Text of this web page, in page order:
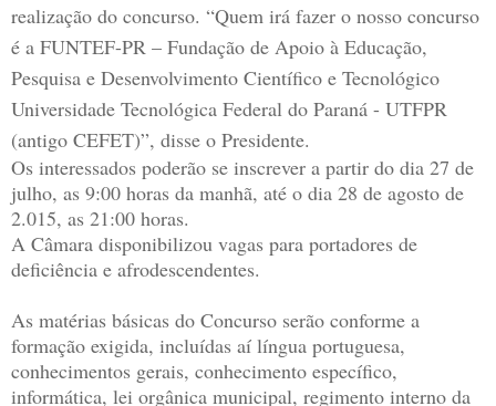
realização do concurso. “Quem irá fazer o nosso concurso
é a FUNTEF-PR – Fundação de Apoio à Educação,
Pesquisa e Desenvolvimento Científico e Tecnológico
Universidade Tecnológica Federal do Paraná - UTFPR
(antigo CEFET)”, disse o Presidente.
Os interessados poderão se inscrever a partir do dia 27 de
julho, as 9:00 horas da manhã, até o dia 28 de agosto de
2.015, as 21:00 horas.
A Câmara disponibilizou vagas para portadores de
deficiência e afrodescendentes.
As matérias básicas do Concurso serão conforme a
formação exigida, incluídas aí língua portuguesa,
conhecimentos gerais, conhecimento específico,
informática, lei orgânica municipal, regimento interno da